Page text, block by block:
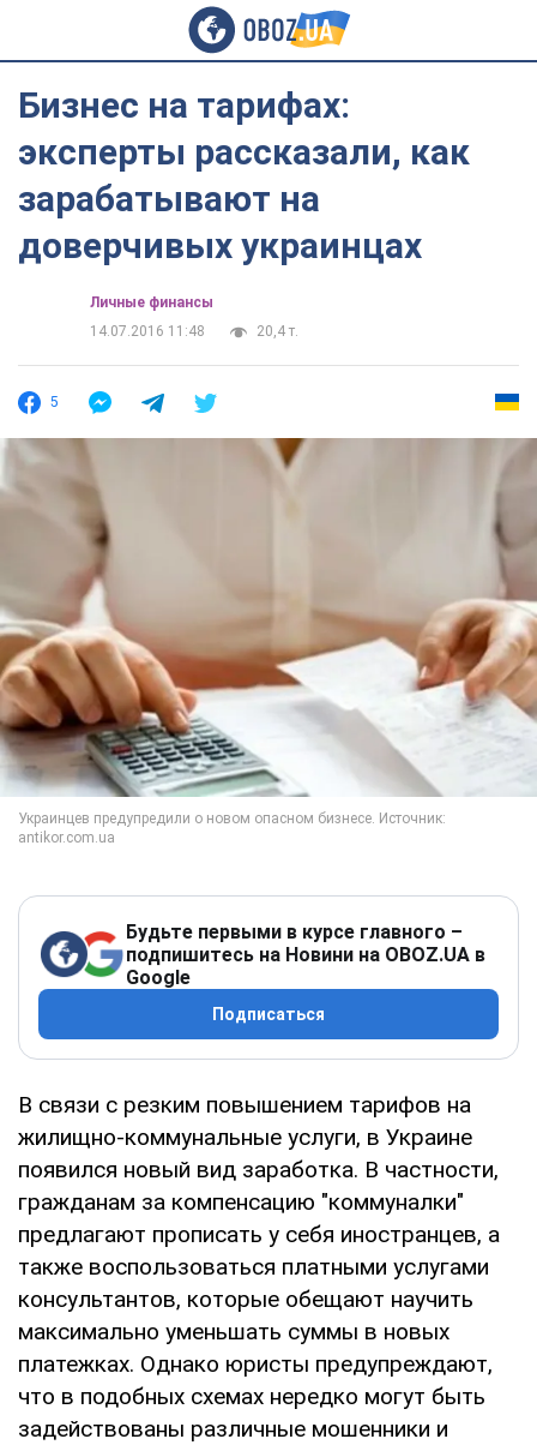
Бизнес на тарифах:
эксперты рассказали, как
зарабатывают на
доверчивых украинцах
Личные финансы
14.07.2016 11:48
20,4 т.
5
Будьте первыми в курсе главного –
подпишитесь на Новини на OBOZ.UA в
Google
Подписаться
В связи с резким повышением тарифов на
жилищно-коммунальные услуги, в Украине
появился новый вид заработка. В частности,
гражданам за компенсацию "коммуналки"
предлагают прописать у себя иностранцев, а
также воспользоваться платными услугами
консультантов, которые обещают научить
максимально уменьшать суммы в новых
платежках. Однако юристы предупреждают,
что в подобных схемах нередко могут быть
задействованы различные мошенники и